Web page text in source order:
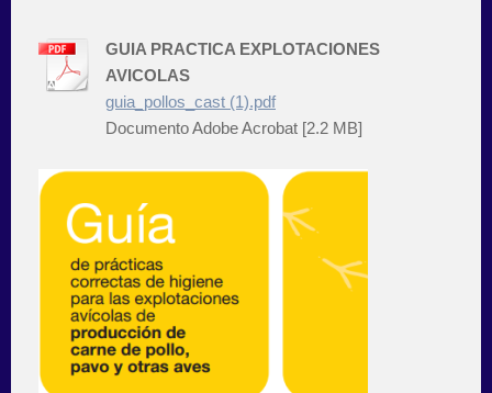
GUIA PRACTICA EXPLOTACIONES
AVICOLAS
guia_pollos_cast (1).pdf
Documento Adobe Acrobat [2.2 MB]